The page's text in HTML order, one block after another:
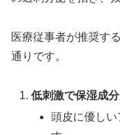
医療従事者が推奨す
通りです。
低刺激で保湿成
頭皮に優し